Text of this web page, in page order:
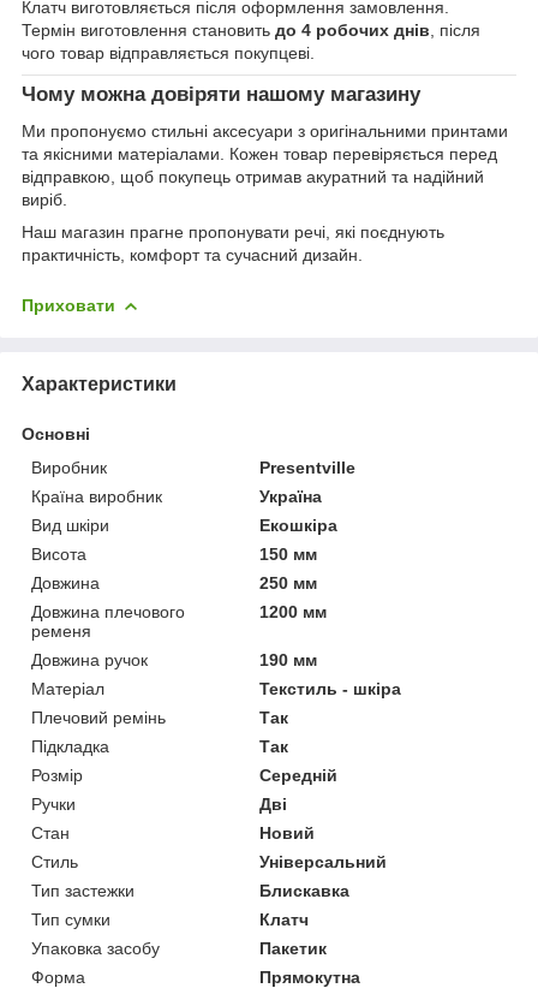
Клатч виготовляється після оформлення замовлення.
Термін виготовлення становить до 4 робочих днів , після
чого товар відправляється покупцеві.
Чому можна довіряти нашому магазину
Ми пропонуємо стильні аксесуари з оригінальними принтами
та якісними матеріалами. Кожен товар перевіряється перед
відправкою, щоб покупець отримав акуратний та надійний
виріб.
Наш магазин прагне пропонувати речі, які поєднують
практичність, комфорт та сучасний дизайн.
Приховати
Характеристики
Основні
Виробник
Presentville
Країна виробник
Україна
Вид шкіри
Екошкіра
Висота
150 мм
Довжина
250 мм
Довжина плечового
ременя
1200 мм
Довжина ручок
190 мм
Матеріал
Текстиль - шкіра
Плечовий ремінь
Так
Підкладка
Так
Розмір
Середній
Ручки
Дві
Стан
Новий
Стиль
Універсальний
Тип застежки
Блискавка
Тип сумки
Клатч
Упаковка засобу
Пакетик
Форма
Прямокутна